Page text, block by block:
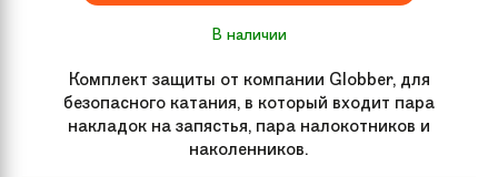
Вилка Алюминий
Жесткость колес 88А
В наличии
Комплект защиты от компании Globber, для
безопасного катания, в который входит пара
накладок на запястья, пара налокотников и
наколенников.